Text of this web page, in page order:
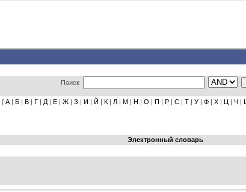
Поиск
[ А| Б| В| Г| Д| Е| Ж| З | И | Й | К| Л| М| Н | О | П | Р| С| Т| У| Ф| Х| Ц | Ч|
Электронный словарь